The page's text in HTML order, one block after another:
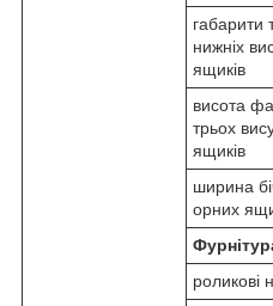
габарити
нижніх
ящиків
висота
трьох
ящиків
ширина
орних
роликові